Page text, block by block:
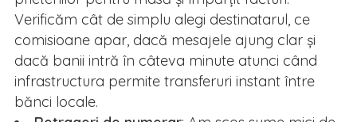
Verificăm cât de simplu alegi destinatarul, ce
comisioane apar, dacă mesajele ajung clar și
dacă banii intră în câteva minute atunci când
infrastructura permite transferuri instant între
bănci locale.